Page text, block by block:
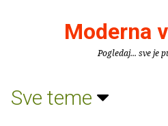
Moderna
Pogledaj... sve je
Sve teme